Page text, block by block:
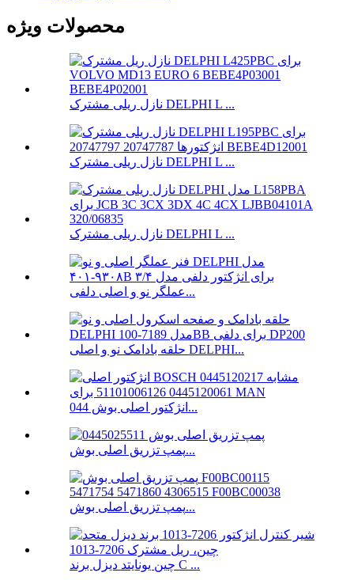
محصولات ویژه
نازل ریلی مشترک DELPHI L ...
نازل ریلی مشترک DELPHI L ...
نازل ریلی مشترک DELPHI L ...
عملگر نو و اصلی دلفی...
حلقه بادامک نو و اصلی DELPHI...
انژکتور اصلی بوش 044...
پمپ تزریق اصلی بوش...
پمپ تزریق اصلی بوش...
چین یونایتد دیزل برند C ...